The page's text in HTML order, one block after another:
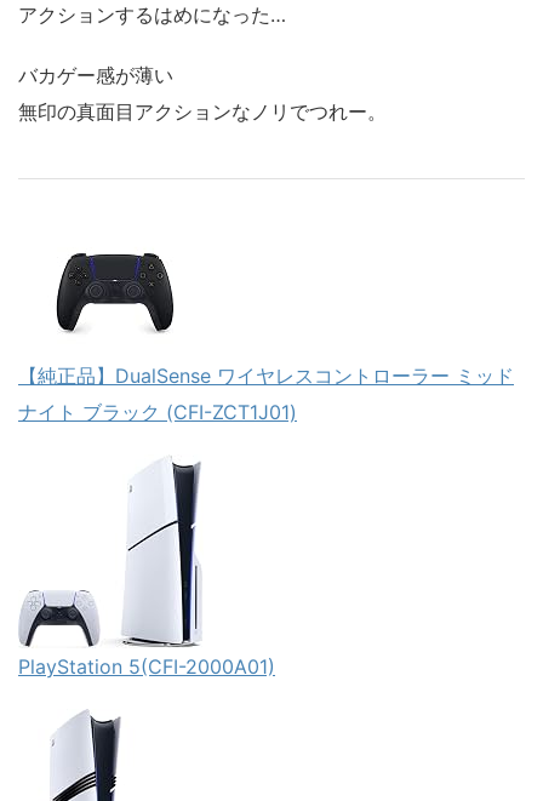
アクションするはめになった…
バカゲー感が薄い
無印の真面目アクションなノリでつれー。
【純正品】DualSense ワイヤレスコントローラー ミッド
ナイト ブラック (CFI-ZCT1J01)
PlayStation 5(CFI-2000A01)